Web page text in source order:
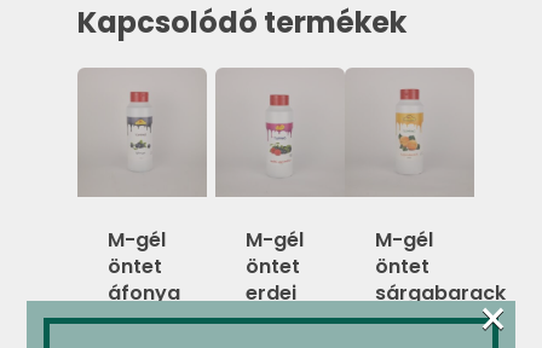
Kapcsolódó termékek
M-gél
öntet
áfonya
1,1kg
M-gél
öntet
erdei
gyümölcs
M-gél
öntet
sárgabarack
1,2 kg
×